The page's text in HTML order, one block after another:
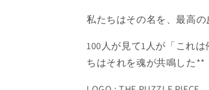
私たちはその名を、最高の
100人が見て1人が「これ
ちはそれを魂が共鳴した**